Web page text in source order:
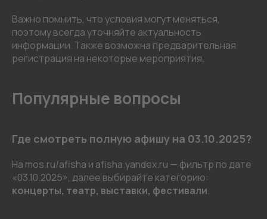
Важно помнить, что условия могут меняться,
поэтому всегда уточняйте актуальность
информации. Также возможна предварительная
регистрация на некоторые мероприятия.
Популярные вопросы
Где смотреть полную афишу на 03.10.2025?
На mos.ru/afisha и afisha.yandex.ru — фильтр по дате
«03.10.2025», далее выбирайте категорию:
концерты, театр, выставки, фестивали.